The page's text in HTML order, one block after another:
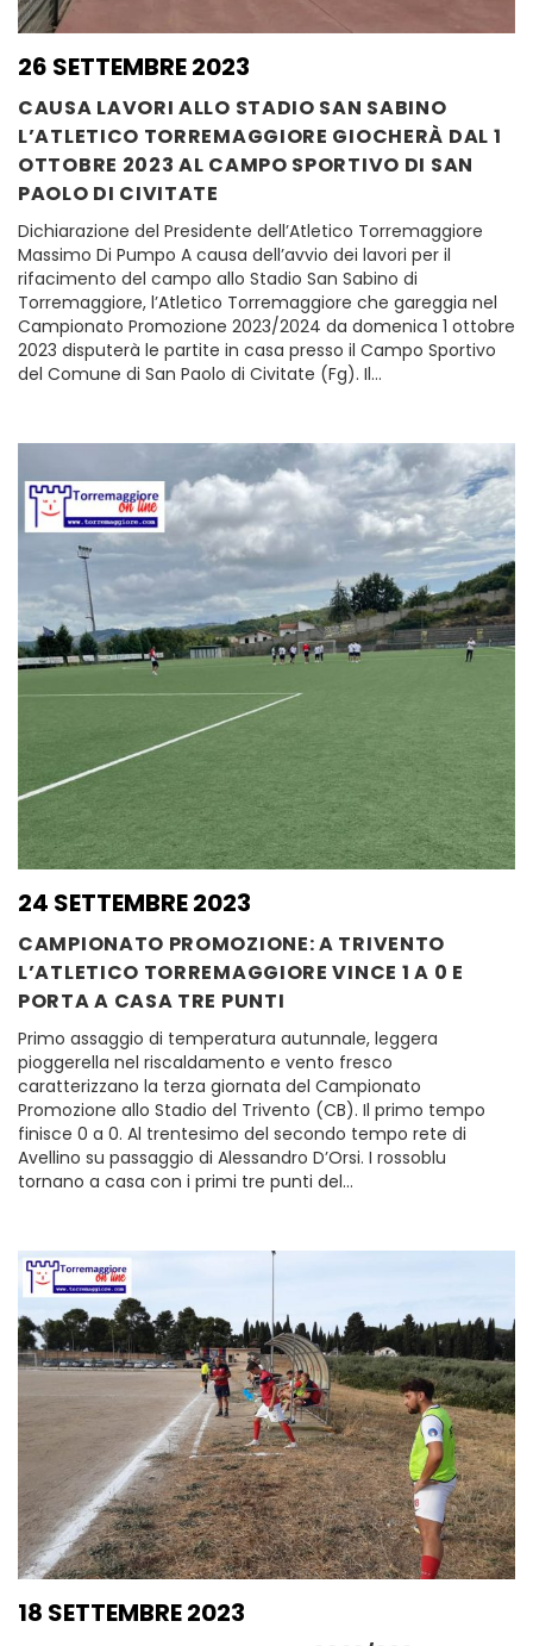
26 SETTEMBRE 2023
CAUSA LAVORI ALLO STADIO SAN SABINO
L’ATLETICO TORREMAGGIORE GIOCHERÀ DAL 1
OTTOBRE 2023 AL CAMPO SPORTIVO DI SAN
PAOLO DI CIVITATE
Dichiarazione del Presidente dell’Atletico Torremaggiore
Massimo Di Pumpo A causa dell’avvio dei lavori per il
rifacimento del campo allo Stadio San Sabino di
Torremaggiore, l’Atletico Torremaggiore che gareggia nel
Campionato Promozione 2023/2024 da domenica 1 ottobre
2023 disputerà le partite in casa presso il Campo Sportivo
del Comune di San Paolo di Civitate (Fg). Il…
24 SETTEMBRE 2023
CAMPIONATO PROMOZIONE: A TRIVENTO
L’ATLETICO TORREMAGGIORE VINCE 1 A 0 E
PORTA A CASA TRE PUNTI
Primo assaggio di temperatura autunnale, leggera
pioggerella nel riscaldamento e vento fresco
caratterizzano la terza giornata del Campionato
Promozione allo Stadio del Trivento (CB). Il primo tempo
finisce 0 a 0. Al trentesimo del secondo tempo rete di
Avellino su passaggio di Alessandro D’Orsi. I rossoblu
tornano a casa con i primi tre punti del…
18 SETTEMBRE 2023